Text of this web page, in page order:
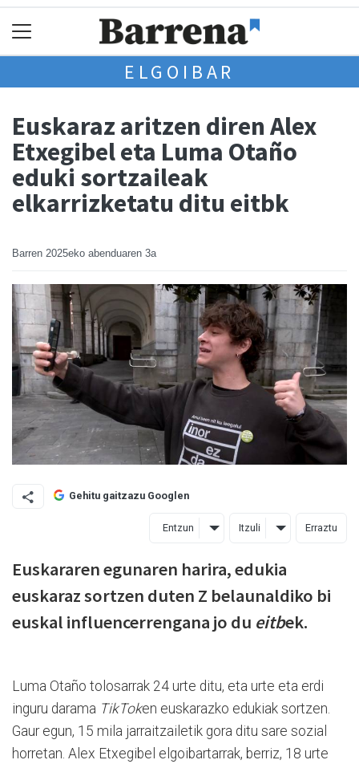
ELGOIBAR
Euskaraz aritzen diren Alex
Etxegibel eta Luma Otaño
eduki sortzaileak
elkarrizketatu ditu eitbk
Barren 2025eko abenduaren 3a
Gehitu gaitzazu Googlen
Entzun Itzuli Erraztu
Euskararen egunaren harira, edukia
euskaraz sortzen duten Z belaunaldiko bi
euskal influencerrengana jo du eitbek.
Luma Otaño tolosarrak 24 urte ditu, eta urte eta erdi
inguru darama TikToken euskarazko edukiak sortzen.
Gaur egun, 15 mila jarraitzailetik gora ditu sare sozial
horretan. Alex Etxegibel elgoibartarrak, berriz, 18 urte